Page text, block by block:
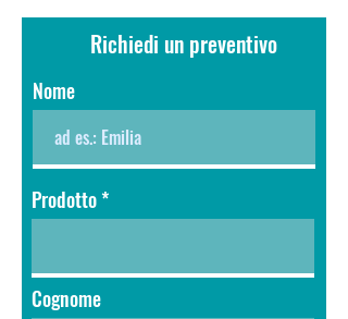
Richiedi un preventivo
Nome
Prodotto
Cognome